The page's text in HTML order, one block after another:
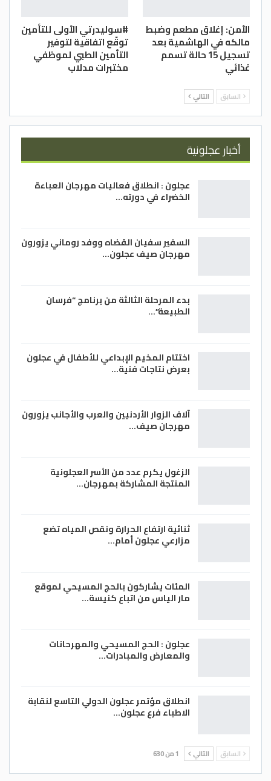
الأمن: إغلاق مطعم وضبط
مالكه في الهاشمية بعد
تسجيل 15 حالة تسمم
غذائي
#سوليدرتي الأولى للتأمين
توقّع اتفاقية لتوفير
التأمين الطبي لموظفي
مختبرات مدلاب
السابق التالي
أخبار عجلونية
عجلون : انطلاق فعاليات مهرجان العباءة
الخضراء في دورته…
السفير سفيان القضاه ووفد روماني يزورون
مهرجان صيف عجلون…
بدء المرحلة الثالثة من برنامج “فرسان
الطبيعة”…
اختتام المخيم الإبداعي للأطفال في عجلون
بعرض نتاجات فنية…
آلاف الزوار الأردنيين والعرب والأجانب يزورون
مهرجان صيف…
الزغول يكرم عدد من الأسر العجلونية
المنتجة المشاركة بمهرجان…
ثنائية ارتفاع الحرارة ونقص المياه تضع
مزارعي عجلون أمام…
المئات يشاركون بالحج المسيحي لموقع
مار الياس من اتباع كنيسة…
عجلون : الحج المسيحي والمهرحانات
والمعارض والمبادرات…
انطلاق مؤتمر عجلون الدولي التاسع لنقابة
الاطباء فرع عجلون…
السابق التالي 1 من 630